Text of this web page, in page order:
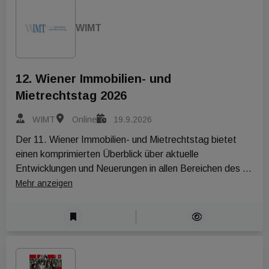
WIMT
12. Wiener Immobilien- und
Mietrechtstag 2026
WIMT Online 19.9.2026
Der 11. Wiener Immobilien- und Mietrechtstag bietet
einen komprimierten Überblick über aktuelle
Entwicklungen und Neuerungen in allen Bereichen des
Immobilien- und Mietrechts.
Mehr anzeigen